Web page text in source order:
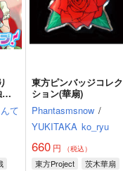
て
東方ピンバッジコレク
ション(華扇)
Phantasmsnow /
YUKITAKA ko_ryu
660 円 （税込）
東方Project
茨木華扇